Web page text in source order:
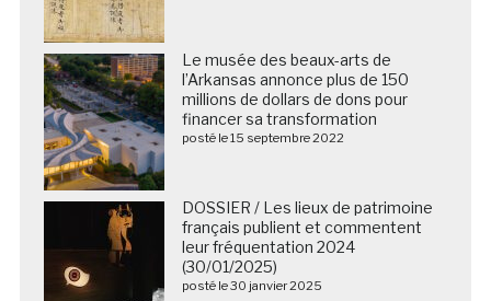
Le musée des beaux-arts de
l’Arkansas annonce plus de 150
millions de dollars de dons pour
financer sa transformation
posté le 15 septembre 2022
DOSSIER / Les lieux de patrimoine
français publient et commentent
leur fréquentation 2024
(30/01/2025)
posté le 30 janvier 2025